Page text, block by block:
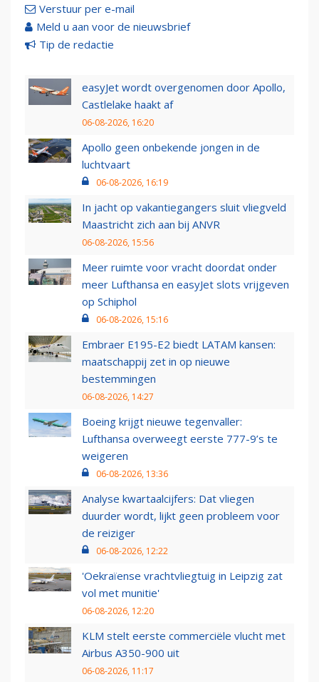
Verstuur per e-mail
Meld u aan voor de nieuwsbrief
Tip de redactie
easyJet wordt overgenomen door Apollo,
Castlelake haakt af
06-08-2026, 16:20
Apollo geen onbekende jongen in de
luchtvaart
06-08-2026, 16:19
In jacht op vakantiegangers sluit vliegveld
Maastricht zich aan bij ANVR
06-08-2026, 15:56
Meer ruimte voor vracht doordat onder
meer Lufthansa en easyJet slots vrijgeven
op Schiphol
06-08-2026, 15:16
Embraer E195-E2 biedt LATAM kansen:
maatschappij zet in op nieuwe
bestemmingen
06-08-2026, 14:27
Boeing krijgt nieuwe tegenvaller:
Lufthansa overweegt eerste 777-9’s te
weigeren
06-08-2026, 13:36
Analyse kwartaalcijfers: Dat vliegen
duurder wordt, lijkt geen probleem voor
de reiziger
06-08-2026, 12:22
'Oekraïense vrachtvliegtuig in Leipzig zat
vol met munitie'
06-08-2026, 12:20
KLM stelt eerste commerciële vlucht met
Airbus A350-900 uit
06-08-2026, 11:17